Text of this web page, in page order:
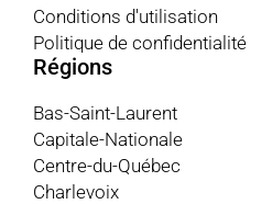
Conditions d'utilisation
Politique de confidentialité
Régions
Bas-Saint-Laurent
Capitale-Nationale
Centre-du-Québec
Charlevoix